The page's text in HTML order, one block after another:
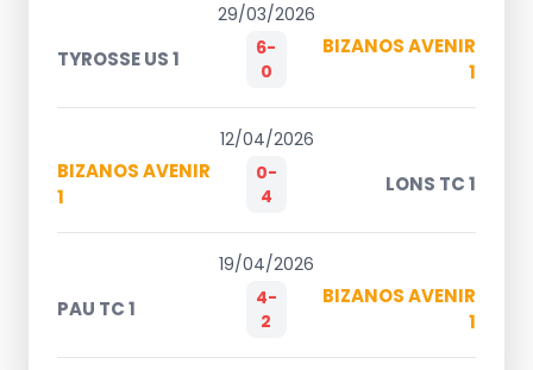
29/03/2026
TYROSSE US 1
6-
0
BIZANOS AVENIR
1
12/04/2026
BIZANOS AVENIR
1
0-
4
LONS TC 1
19/04/2026
PAU TC 1
4-
2
BIZANOS AVENIR
1